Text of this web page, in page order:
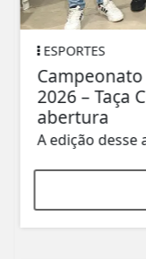
ESPORTES
2026 – Taça
abertura
A edição desse